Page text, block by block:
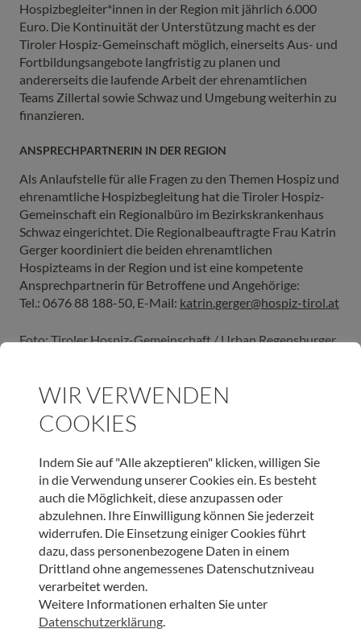
Hospizbegleiter*innen in der Region mit jährlich 6.000
Euro. Die Kontinuität der Unterstützung macht es der
Tiroler Hospiz-Gemeinschaft möglich, einerseits Aus- und
Fortbildungsangebote langfristig zu planen und
andererseits die laufende Arbeit der ehrenamtlichen
Teams Zillertal sowie Schwaz und Umgebung weiterhin zu
finanzieren.
ANSPRECHPARTNERIN IN DER REGION
Als Anlaufstelle für alle Fragen zu den Themen Hospiz und
ehrenamtliche Hospizbegleitung hat die Tiroler Hospiz-
Gemeinschaft ein Regionalbüro im Bezirkskrankenhaus
Schwaz eingerichtet. Die Regionalbeauftragte Frau Katrin
Gerger koordiniert die beiden ehrenamtlichen
Hospizteams in der Region und ist eine kompetente
Ansprechpartnerin für Betroffene und Angehörige:
Tel.: 0676 88 188-50, E-Mail: katrin.gerger@hospiz-tirol.at
Foto: Tiroler Hospiz-Gemeinschaft / Urban Regensburger
SCHLAGWORTE
DANKE SCHWAZ
SPARKASSE SCHWAZ
UNTERSTÜTZUNG
ZILLERTAL
ARTIKEL TEILEN
JETZT ONLINE SPENDEN & LIEBEVOLLE BEGLEITUNG
WIR VERWENDEN
COOKIES
Indem Sie auf "Alle akzeptieren" klicken, willigen Sie
in die Verwendung unserer Cookies ein. Es besteht
auch die Möglichkeit, diese anzupassen oder
abzulehnen. Ihre Einwilligung können Sie jederzeit
widerrufen. Die Einsetzung einiger Cookies führt
dazu, dass personenbezogene Daten in einem
Drittland ohne angemessenes Datenschutzniveau
verarbeitet werden.
Weitere Informationen erhalten Sie unter
Datenschutzerklärung.